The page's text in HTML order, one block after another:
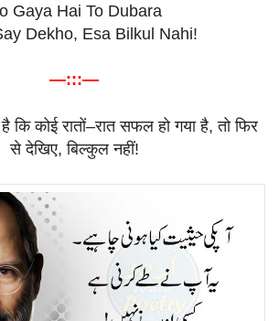
Gaya Hai To Dubara
Dekho, Esa Bilkul Nahi!
—:::—
है कि कोई रातों–रात सफल हो गया है,तो फिर
से देखिए,बिल्कुल नहीं!